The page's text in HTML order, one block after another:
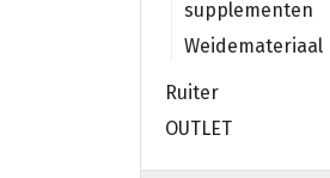
supplementen
Weidemateriaal
Ruiter
OUTLET